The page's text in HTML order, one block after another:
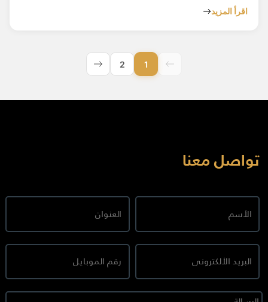
اقرأ المزيد
1
2
تواصل معنا